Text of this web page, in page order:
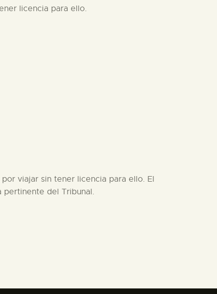
licencia para ello.
viajar sin tener licencia para ello. El
pertinente del Tribunal.